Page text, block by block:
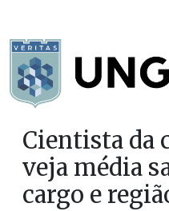
Cientista da
veja média
cargo e